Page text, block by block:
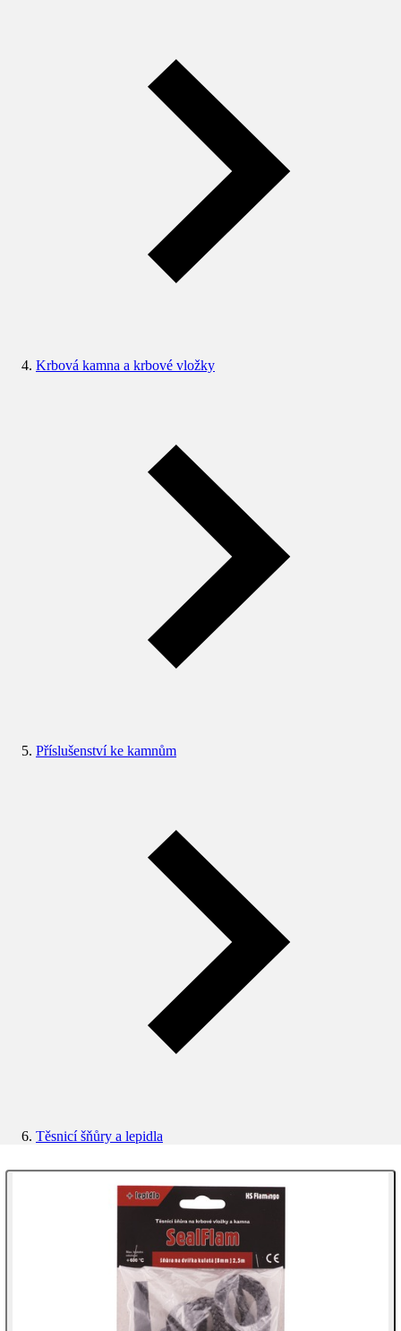
Krbová kamna a krbové vložky
Příslušenství ke kamnům
Těsnicí šňůry a lepidla